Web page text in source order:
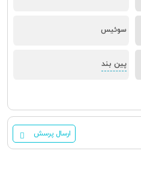
سوئیس
پین بند
ارسال پرسش